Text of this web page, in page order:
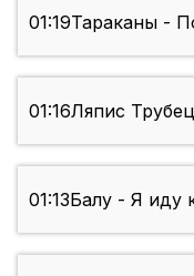
01:19Тараканы -
01:16Ляпис
01:13Балу - Я иду